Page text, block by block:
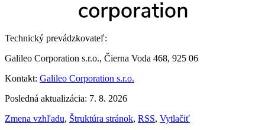
Technický prevádzkovateľ:
Galileo Corporation s.r.o., Čierna Voda 468, 925 06
Kontakt: Galileo Corporation s.r.o.
Posledná aktualizácia: 7. 8. 2026
Zmena vzhľadu, Štruktúra stránok, RSS, Vytlačiť